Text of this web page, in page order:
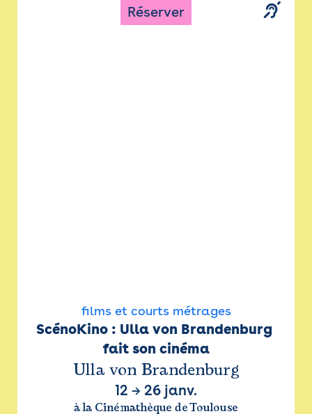
Réserver
films et courts métrages
ScénoKino : Ulla von Brandenburg
fait son cinéma
Ulla von Brandenburg
12 → 26 janv.
à la Cinémathèque de Toulouse